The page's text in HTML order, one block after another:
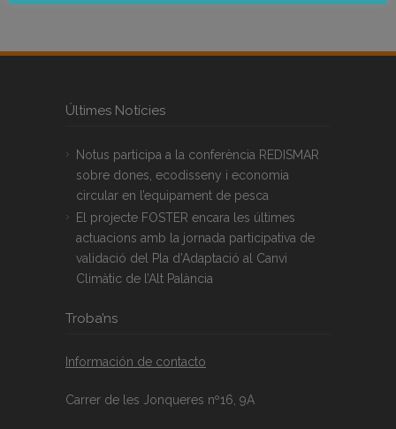
Últimes Notícies
Notus participa a la conferència REDISMAR
sobre dones, ecodisseny i economia
circular en l’equipament de pesca
El projecte FOSTER encara les últimes
actuacions amb la jornada participativa de
validació del Pla d’Adaptació al Canvi
Climàtic de l’Alt Palància
Troba’ns
Información de contacto
Carrer de les Jonqueres nº16, 9A